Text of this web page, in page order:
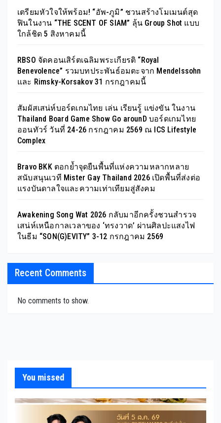
เตรียมหัวใจให้พร้อม! “อัพ-ภูมิ” ชวนสร้างโมเมนต์สุด
ฟินในงาน “THE SCENT OF SIAM” ลุ้น Group Shot แบบ
ใกล้ชิด 5 สิงหาคมนี้
RBSO จัดคอนเสิร์ตเฉลิมพระเกียรติ “Royal
Benevolence” รวมบทประพันธ์อมตะจาก Mendelssohn
และ Rimsky-Korsakov 31 กรกฎาคมนี้
สัมผัสเสน่ห์บอร์ดเกมไทย เล่น เรียนรู้ แข่งขัน ในงาน
Thailand Board Game Show Go arounD บอร์ดเกมไทย
ออนทัวร์ วันที่ 24-26 กรกฎาคม 2569 ณ ICS Lifestyle
Complex
Bravo BKK ตอกย้ำจุดยืนพื้นที่แห่งความหลากหลาย
สนับสนุนเวที Mister Gay Thailand 2026 เปิดพื้นที่ส่งต่อ
แรงบันดาลใจและความเท่าเทียมสู่สังคม
Awakening Song Wat 2026 กลับมาอีกครั้งชวนสำรวจ
เสน่ห์เหนือกาลเวลาของ ‘ทรงวาด’ ผ่านศิลปะแสงไฟ
ในธีม “SON(G)EVITY” 3-12 กรกฎาคม 2569
Recent Comments
No comments to show.
You missed